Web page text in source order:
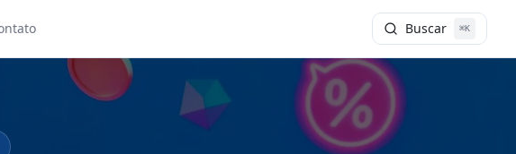
Buscar ⌘K